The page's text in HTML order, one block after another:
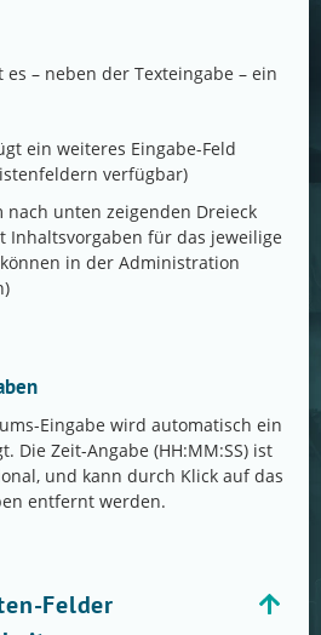
– neben der Texteingabe – ein
ein weiteres Eingabe-Feld
verfügbar)
unten zeigenden Dreieck
Inhaltsvorgaben für das jeweilige
in der Administration
Eingabe wird automatisch ein
Die Zeit-Angabe (HH:MM:SS) ist
und kann durch Klick auf das
entfernt werden.
Felder